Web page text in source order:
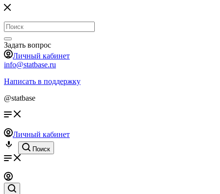
Задать вопрос
Личный кабинет
info@statbase.ru
Написать в поддержку
@statbase
Личный кабинет
Поиск